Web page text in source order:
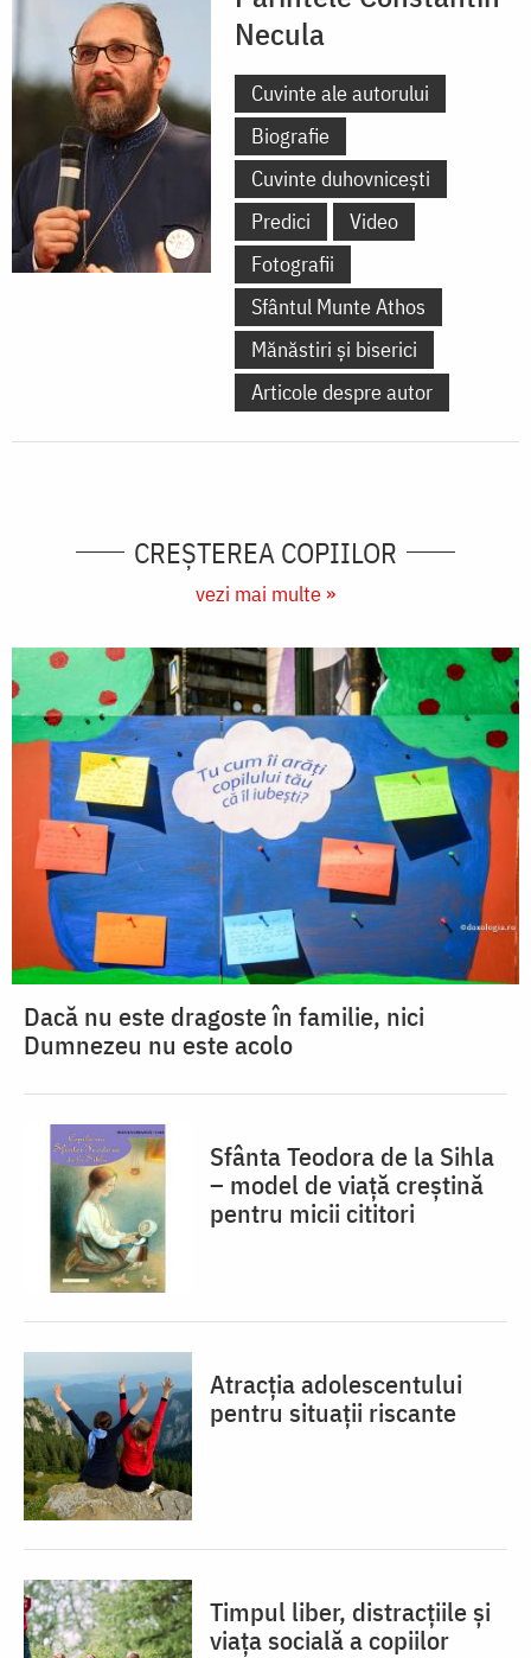
Necula
Cuvinte ale autorului
Biografie
Cuvinte duhovnicești
Predici
Video
Fotografii
Sfântul Munte Athos
Mănăstiri și biserici
Articole despre autor
CREŞTEREA COPIILOR
vezi mai multe »
Dacă nu este dragoste în familie, nici
Dumnezeu nu este acolo
Sfânta Teodora de la Sihla
– model de viaţă creştină
pentru micii cititori
Atracția adolescentului
pentru situații riscante
Timpul liber, distracțiile și
viața socială a copiilor